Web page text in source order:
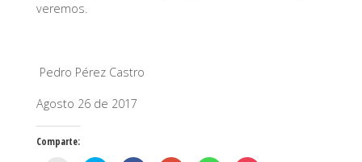
veremos.
Pedro Pérez Castro
Agosto 26 de 2017
Comparte: